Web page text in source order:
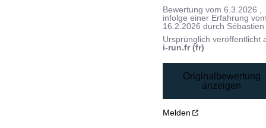
Bewertung vom6.3.2026 ,
infolge einer Erfahrung
16.2.2026 durch
Ursprünglich veröffentlicht
i-run.fr (fr)
Originalbewertung
anzeigen
Melden